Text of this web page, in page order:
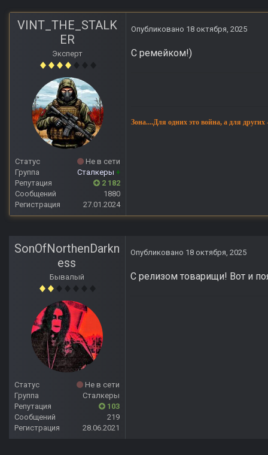
VINT_THE_STALK
ER
Эксперт
Статус
Не в сети
Группа
Сталкеры +
Репутация
2 182
Сообщений
1880
Регистрация
27.01.2024
Опубликовано 18 октября, 2025
С ремейком!)
Зона....Для одних это война, а для
SonOfNorthenDarkn
ess
Бывалый
Статус
Не в сети
Группа
Сталкеры
Репутация
103
Сообщений
219
Регистрация
28.06.2021
Опубликовано 18 октября, 2025
С релизом товарищи! Вот и